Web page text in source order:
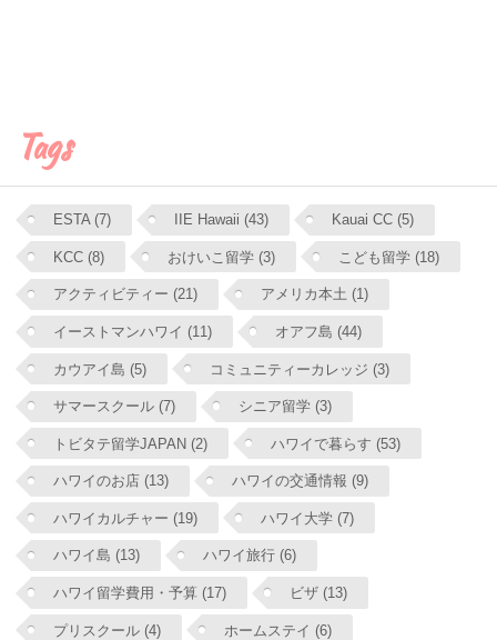
Tags
ESTA (7) IIE Hawaii (43) Kauai CC (5)
KCC (8) おけいこ留学 (3) こども留学 (18)
アクティビティー (21) アメリカ本土 (1)
イーストマンハワイ (11) オアフ島 (44)
カウアイ島 (5) コミュニティーカレッジ (3)
サマースクール (7) シニア留学 (3)
トビタテ留学JAPAN (2) ハワイで暮らす (53)
ハワイのお店 (13) ハワイの交通情報 (9)
ハワイカルチャー (19) ハワイ大学 (7)
ハワイ島 (13) ハワイ旅行 (6)
ハワイ留学費用・予算 (17) ビザ (13)
プリスクール (4) ホームステイ (6)